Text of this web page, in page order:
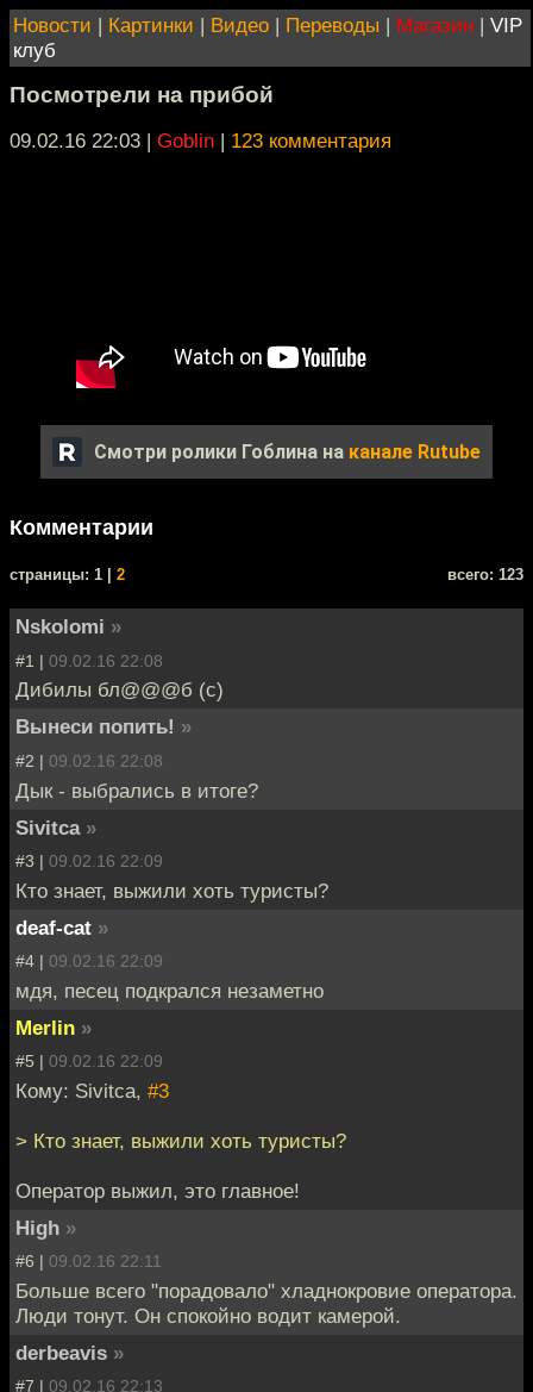
Новости | Картинки | Видео | Переводы | Магазин | VIP
клуб
Посмотрели на прибой
09.02.16 22:03 | Goblin | 123 комментария
Смотри ролики Гоблина на канале Rutube
Комментарии
cтраницы: 1 | 2 всего: 123
Nskolomi »
#1 | 09.02.16 22:08
Дибилы бл@@@б (с)
Вынеси попить! »
#2 | 09.02.16 22:08
Дык - выбрались в итоге?
Sivitca »
#3 | 09.02.16 22:09
Кто знает, выжили хоть туристы?
deaf-cat »
#4 | 09.02.16 22:09
мдя, песец подкрался незаметно
Merlin »
#5 | 09.02.16 22:09
Кому: Sivitca, #3
> Кто знает, выжили хоть туристы?
Оператор выжил, это главное!
High »
#6 | 09.02.16 22:11
Больше всего "порадовало" хладнокровие оператора.
Люди тонут. Он спокойно водит камерой.
derbeavis »
#7 | 09.02.16 22:13